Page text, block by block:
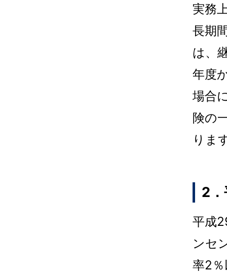
実務
長期
は、
年度
場合
険の
りま
2
平成
ンセ
率2